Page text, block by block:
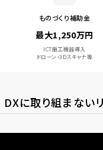
ものづくり補助金
最大1,250万円
ICT施工機器導入
ドローン・3Dスキャナ等
DXに取り組まない